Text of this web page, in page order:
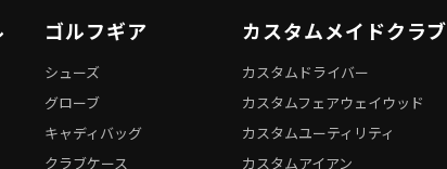
ゴルフギア
シューズ
グローブ
キャディバッグ
クラブケース
カスタムメイドクラブ
カスタムドライバー
カスタムフェアウェイウッド
カスタムユーティリティ
カスタムアイアン